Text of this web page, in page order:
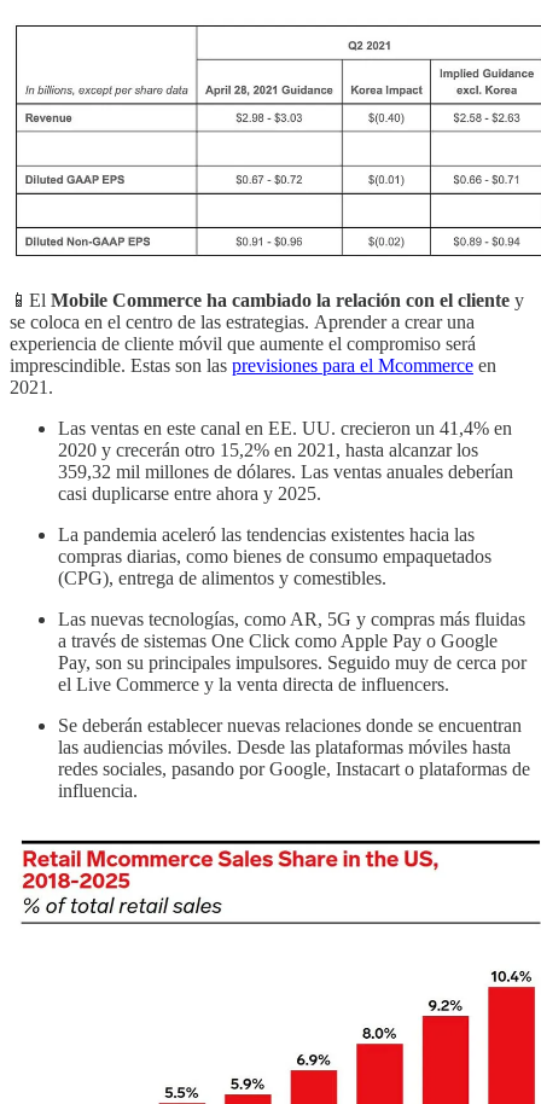
📱El Mobile Commerce ha cambiado la relación con el cliente y
se coloca en el centro de las estrategias. Aprender a crear una
experiencia de cliente móvil que aumente el compromiso será
imprescindible. Estas son las previsiones para el Mcommerce en
2021.
Las ventas en este canal en EE. UU. crecieron un 41,4% en
2020 y crecerán otro 15,2% en 2021, hasta alcanzar los
359,32 mil millones de dólares. Las ventas anuales deberían
casi duplicarse entre ahora y 2025.
La pandemia aceleró las tendencias existentes hacia las
compras diarias, como bienes de consumo empaquetados
(CPG), entrega de alimentos y comestibles.
Las nuevas tecnologías, como AR, 5G y compras más fluidas
a través de sistemas One Click como Apple Pay o Google
Pay, son su principales impulsores. Seguido muy de cerca por
el Live Commerce y la venta directa de influencers.
Se deberán establecer nuevas relaciones donde se encuentran
las audiencias móviles. Desde las plataformas móviles hasta
redes sociales, pasando por Google, Instacart o plataformas de
influencia.